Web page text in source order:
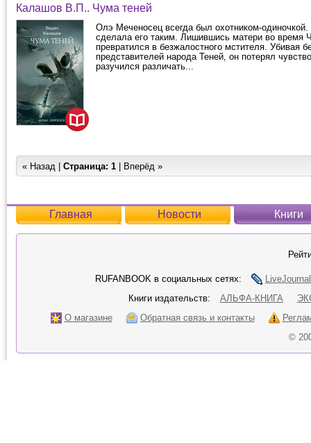
Калашов В.П.. Чума теней
Олэ Меченосец всегда был охотником-
сделала его таким. Лишившись матери во время
превратился в безжалостного мстителя. Убивая
представителей народа Теней, он потерял
разучился различать...
« Назад | Страница: 1 | Вперёд »
Главная Новости Книги
RUFANBOOK в социальных сетях:
LiveJournal
Книги издательств:
АЛЬФА-КНИГА
О магазине
Обратная связь и контакты
©